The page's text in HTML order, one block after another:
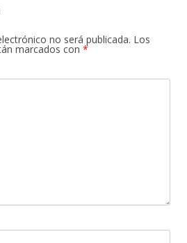
no será publicada. Los
marcados con *